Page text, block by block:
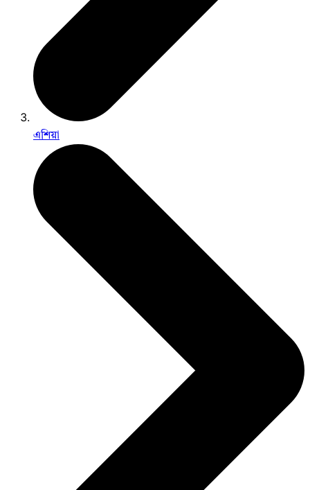
এশিয়া